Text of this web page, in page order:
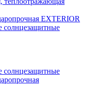
EXTERIOR